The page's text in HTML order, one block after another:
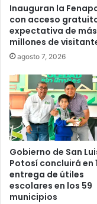
Inauguran la
con acceso
expectativa de más
millones de
agosto 7, 2026
Gobierno de San
Potosí concluirá en
entrega de útiles
escolares en los 59
municipios